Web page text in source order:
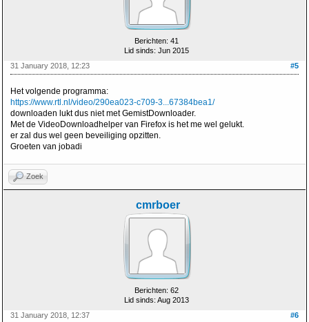
Berichten: 41
Lid sinds: Jun 2015
#5
31 January 2018, 12:23
Het volgende programma:
https://www.rtl.nl/video/290ea023-c709-3...67384bea1/
downloaden lukt dus niet met GemistDownloader.
Met de VideoDownloadhelper van Firefox is het me wel gelukt.
er zal dus wel geen beveiliging opzitten.
Groeten van jobadi
Zoek
cmrboer
Berichten: 62
Lid sinds: Aug 2013
#6
31 January 2018, 12:37